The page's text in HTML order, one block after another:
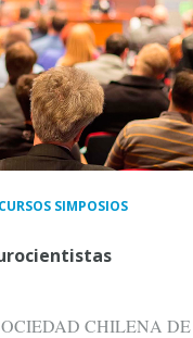
CURSOS SIMPOSIOS
CHILENA DE